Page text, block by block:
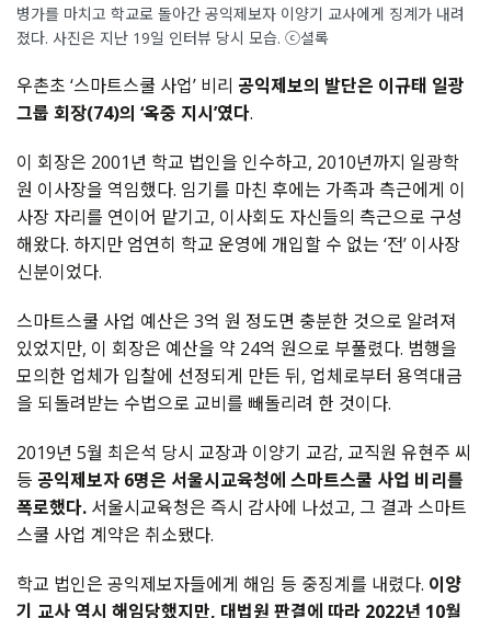
병가를 마치고 학교로 돌아간 공익제보자 이양기 교사에게 징계가 내려
졌다. 사진은 지난 19일 인터뷰 당시 모습. ⓒ셜록
우촌초 ‘스마트스쿨 사업’ 비리 공익제보의 발단은 이규태 일광
그룹 회장(74)의 ‘옥중 지시’였다.
이 회장은 2001년 학교 법인을 인수하고, 2010년까지 일광학
원 이사장을 역임했다. 임기를 마친 후에는 가족과 측근에게 이
사장 자리를 연이어 맡기고, 이사회도 자신들의 측근으로 구성
해왔다. 하지만 엄연히 학교 운영에 개입할 수 없는 ‘전’ 이사장
신분이었다.
스마트스쿨 사업 예산은 3억 원 정도면 충분한 것으로 알려져
있었지만, 이 회장은 예산을 약 24억 원으로 부풀렸다. 범행을
모의한 업체가 입찰에 선정되게 만든 뒤, 업체로부터 용역대금
을 되돌려받는 수법으로 교비를 빼돌리려 한 것이다.
2019년 5월 최은석 당시 교장과 이양기 교감, 교직원 유현주 씨
등 공익제보자 6명은 서울시교육청에 스마트스쿨 사업 비리를
폭로했다. 서울시교육청은 즉시 감사에 나섰고, 그 결과 스마트
스쿨 사업 계약은 취소됐다.
학교 법인은 공익제보자들에게 해임 등 중징계를 내렸다. 이양
기 교사 역시 해임당했지만, 대법원 판결에 따라 2022년 10월